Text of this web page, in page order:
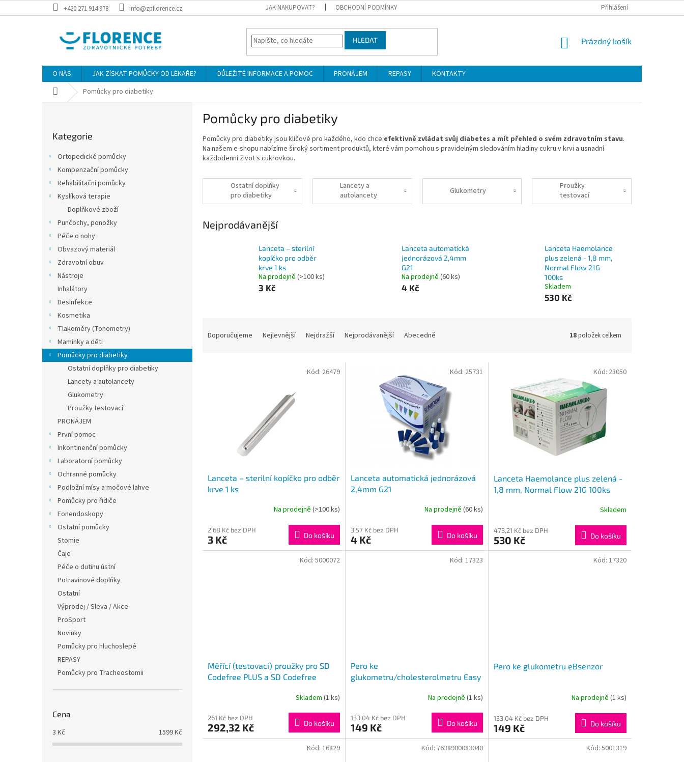
na
+420 271 914 978 info@zpflorence.cz JAK NAKUPOVAT? OBCHODNÍ PODMÍNKY Přihlášení
HLEDAT
NÁKUPNÍ
Prázdný košík
O NÁS JAK ZÍSKAT POMŮCKY OD LÉKAŘE? DŮLEŽITÉ INFORMACE A POMOC PRONÁJEM REPASY
KONTAKTY
Domů Pomůcky pro diabetiky
kategorie
Kategorie
Ortopedické pomůcky
Kompenzační pomůcky
Rehabilitační pomůcky
Kyslíková terapie
Doplňkové zboží
Punčochy, ponožky
Péče o nohy
Obvazový materiál
Zdravotní obuv
Nástroje
Inhalátory
Desinfekce
Kosmetika
Tlakoměry (Tonometry)
Maminky a děti
Pomůcky pro diabetiky
Ostatní doplňky pro diabetiky
Lancety a autolancety
Glukometry
Proužky testovací
PRONÁJEM
První pomoc
Inkontinenční pomůcky
Laboratorní pomůcky
Ochranné pomůcky
Podložní mísy a močové lahve
Pomůcky pro řidiče
Fonendoskopy
Ostatní pomůcky
Stomie
Čaje
Péče o dutinu ústní
Potravinové doplňky
Ostatní
Výprodej / Sleva / Akce
ProSport
Novinky
Pomůcky pro hluchoslepé
REPASY
Pomůcky pro Tracheostomii
Cena
3 Kč 1599Kč
Pomůcky pro diabetiky
Pomůcky pro diabetiky jsou klíčové pro každého, kdo chce efektivně zvládat svůj diabetes a mít přehled o svém zdravotním stavu.
Na našem e-shopu nabízíme široký sortiment produktů, které vám pomohou s pravidelným sledováním hladiny cukru v krvi a usnadní
každodenní život s cukrovkou.
Ostatní doplňky
pro diabetiky
Lancety a
autolancety
Glukometry
Proužky
testovací
Nejprodávanější
Lanceta – sterilní
kopíčko pro odběr
krve 1 ks
Na prodejně (>100 ks)
3 Kč
Lanceta automatická
jednorázová 2,4mm
G21
Na prodejně (60 ks)
4 Kč
Lanceta Haemolance
plus zelená - 1,8 mm,
Normal Flow 21G
100ks
Skladem
530 Kč
Doporučujeme Nejlevnější Nejdražší Nejprodávanější Abecedně 18položek celkem
Lanceta – sterilní kopíčko pro odběr
krve 1 ks
Na prodejně (>100 ks)
2,68 Kč bez DPH
3 Kč Do košíku
Kód: 26479
Lanceta automatická jednorázová
2,4mm G21
Na prodejně (60 ks)
3,57 Kč bez DPH
4 Kč Do košíku
Kód: 25731
Lanceta Haemolance plus zelená -
1,8 mm, Normal Flow 21G 100ks
Skladem
473,21 Kč bez DPH
530 Kč Do košíku
Kód: 23050
Měřící (testovací) proužky pro SD
Codefree PLUS a SD Codefree
Skladem (1 ks)
261 Kč bez DPH
292,32 Kč Do košíku
Kód: 5000072
Pero ke
glukometru/cholesterolmetru Easy
Na prodejně (1 ks)
133,04 Kč bez DPH
149 Kč Do košíku
Kód: 17323
Pero ke glukometru eBsenzor
Na prodejně (1 ks)
133,04 Kč bez DPH
149 Kč Do košíku
Kód: 17320
Kód: 16829 Kód: 7638900083040 Kód: 5001319